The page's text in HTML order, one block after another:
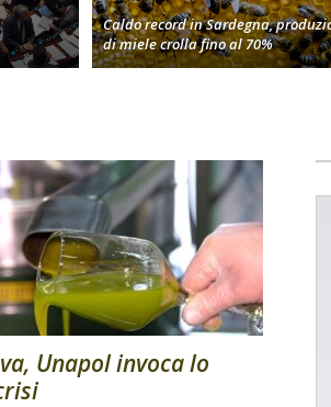
Caldo record in Sardegna,
di miele crolla fino al 70%
Unapol invoca lo